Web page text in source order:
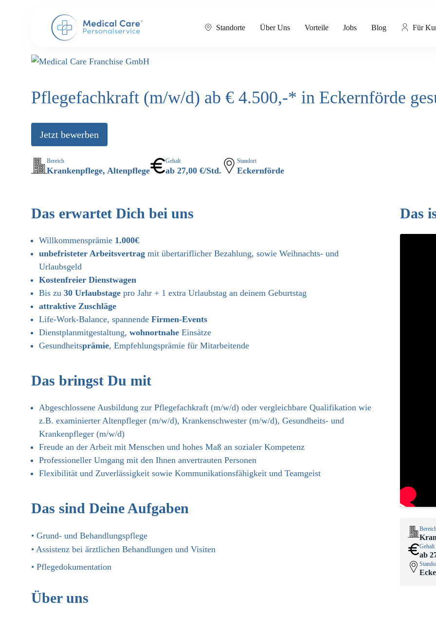
Standorte Über Uns Vorteile Jobs Blog Für
Pflegefachkraft (m/w/d) ab € 4.500,-* in Eckernförde
Jetzt bewerben
Bereich
Krankenpflege, Altenpflege
Gehalt
ab 27,00 €/Std.
Standort
Eckernförde
Über uns
Das erwartet Dich bei uns
Willkommensprämie 1.000€
unbefristeter Arbeitsvertrag mit übertariflicher Bezahlung, sowie Weihnachts- und
Urlaubsgeld
Kostenfreier Dienstwagen
Bis zu 30 Urlaubstage pro Jahr + 1 extra Urlaubstag an deinem Geburtstag
attraktive Zuschläge
Life-Work-Balance, spannende Firmen-Events
Dienstplanmitgestaltung, wohnortnahe Einsätze
Gesundheitsprämie, Empfehlungsprämie für Mitarbeitende
Das bringst Du mit
Abgeschlossene Ausbildung zur Pflegefachkraft (m/w/d) oder vergleichbare Qualifikation wie
z.B. examinierter Altenpfleger (m/w/d), Krankenschwester (m/w/d), Gesundheits- und
Krankenpfleger (m/w/d)
Freude an der Arbeit mit Menschen und hohes Maß an sozialer Kompetenz
Professioneller Umgang mit den Ihnen anvertrauten Personen
Flexibilität und Zuverlässigkeit sowie Kommunikationsfähigkeit und Teamgeist
Das sind Deine Aufgaben
• Grund- und Behandlungspflege
• Assistenz bei ärztlichen Behandlungen und Visiten
• Pflegedokumentation
Das
Gehalt
ab